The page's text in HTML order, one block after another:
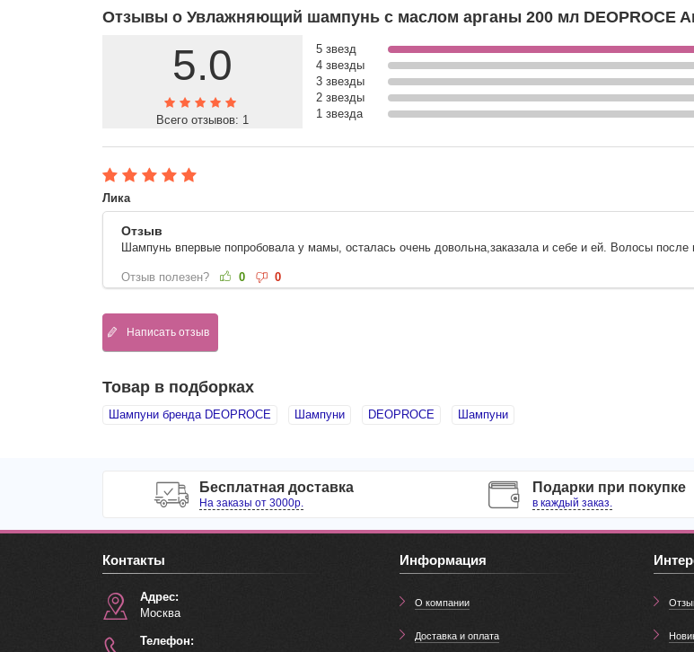
Отзывы о Увлажняющий шампунь с маслом арганы 200 мл DEOPROCE
5.0
Всего отзывов: 1
5 звезд
4 звезды
3 звезды
2 звезды
1 звезда
Лика
Отзыв
Шампунь впервые попробовала у мамы, осталась очень довольна,заказала и себе и ей. Волосы
Отзыв полезен? 0 0
Написать отзыв
Товар в подборках
Шампуни бренда DEOPROCE Шампуни DEOPROCE Шампуни
Бесплатная доставка
На заказы от 3000р.
Подарки при покупке
в каждый заказ.
Контакты
Адрес:
Москва
Телефон:
Информация
О компании
Доставка и оплата